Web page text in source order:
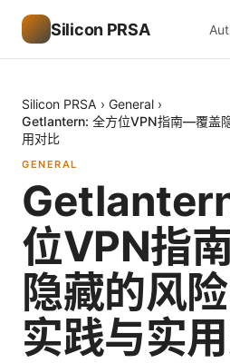
Silicon PRSA
Silicon PRSA › General ›
Getlantern: 全方位VPN指南—覆盖
用对比
GENERAL
位VPN指
隐藏的风
实践与实